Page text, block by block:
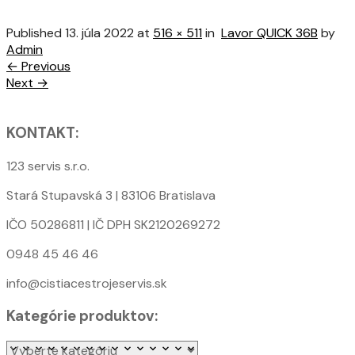
Published 13. júla 2022 at 516 × 511in Lavor QUICK 36B by
Admin
← Previous
Next →
KONTAKT:
123 servis s.r.o.
Stará Stupavská 3 | 83106 Bratislava
IČO 50286811 | IČ DPH SK2120269272
0948 45 46 46
info@cistiacestrojeservis.sk
Kategórie produktov: